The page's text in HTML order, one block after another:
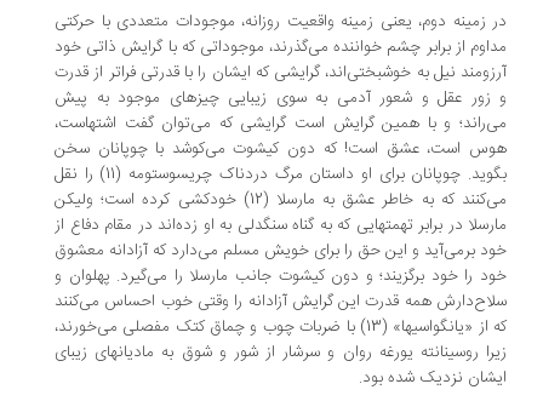
زمینه دوم، یعنی زمینه واقعیت روزانه، موجودات متعددی با حرکتی
از برابر چشم خواننده می‌گذرند، موجوداتی که با گرایش ذاتی خود
نیل به خوشبختی‌اند، گرایشی که ایشان را با قدرتی فراتر از قدرت
عقل و شعور آدمی به سوی زیبایی چیزهای موجود به پیش
و با همین گرایش است گرایشی که می‌توان گفت اشتهاست،
است، عشق است! که دون کیشوت می‌کوشد با چوپانان سخن
بگوید. چوپانان برای او داستان مرگ دردناک چریسوستومه (11) را نقل
می‌کنند که به خاطر عشق به مارسلا (12) خودکشی کرده است؛ ولیکن
در برابر تهمتهایی که به گناه سنگدلی به او زده‌اند در مقام دفاع از
برمی‌آید و این حق را برای خویش مسلم می‌دارد که آزادانه معشوق
را خود برگزیند؛ و دون کیشوت جانب مارسلا را می‌گیرد. پهلوان و
همه قدرت این گرایش آزادانه را وقتی خوب احساس می‌کنند
که از «یانگواسیها» (13) با ضربات چوب و چماق کتک مفصلی می‌خورند،
روسینانته یورغه روان و سرشار از شور و شوق به مادیانهای زیبای
نزدیک شده بود.